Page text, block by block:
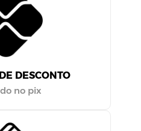
DESCONTO
no pix